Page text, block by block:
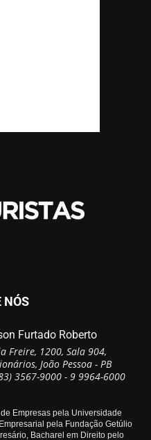
NÓS
Furtado Roberto
Freire, 1200, Sala 904,
João Pessoa - PB
3567-9000 - 9 9964-6000
Empresas pela Universidade
pela Fundação Getúlio
Bacharel em Direito pelo